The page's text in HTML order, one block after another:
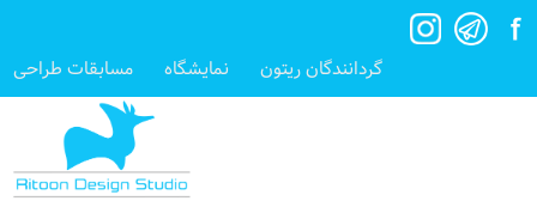
گردانندگان ریتون نمایشگاه مسابقات طراحی